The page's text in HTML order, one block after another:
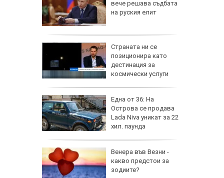
вече решава съдбата
на руския елит
Страната ни се
позиционира като
дестинация за
космически услуги
Една от 36: На
Острова се продава
Lada Niva уникат за 22
хил. паунда
Венера във Везни -
какво предстои за
зодиите?